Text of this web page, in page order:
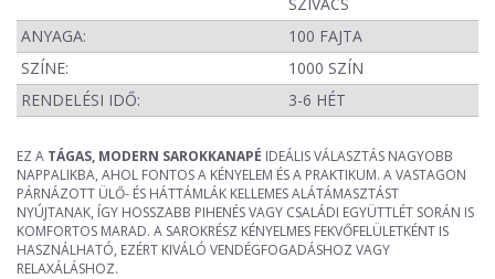
ANYAGA:
100 FAJTA
SZÍNE:
1000 SZÍN
RENDELÉSI IDŐ:
3-6 HÉT
EZ A TÁGAS, MODERN SAROKKANAPÉ IDEÁLIS VÁLASZTÁS NAGYOBB
NAPPALIKBA, AHOL FONTOS A KÉNYELEM ÉS A PRAKTIKUM. A VASTAGON
PÁRNÁZOTT ÜLŐ- ÉS HÁTTÁMLÁK KELLEMES ALÁTÁMASZTÁST
NYÚJTANAK, ÍGY HOSSZABB PIHENÉS VAGY CSALÁDI EGYÜTTLÉT SORÁN IS
KOMFORTOS MARAD. A SAROKRÉSZ KÉNYELMES FEKVŐFELÜLETKÉNT IS
HASZNÁLHATÓ, EZÉRT KIVÁLÓ VENDÉGFOGADÁSHOZ VAGY
RELAXÁLÁSHOZ.